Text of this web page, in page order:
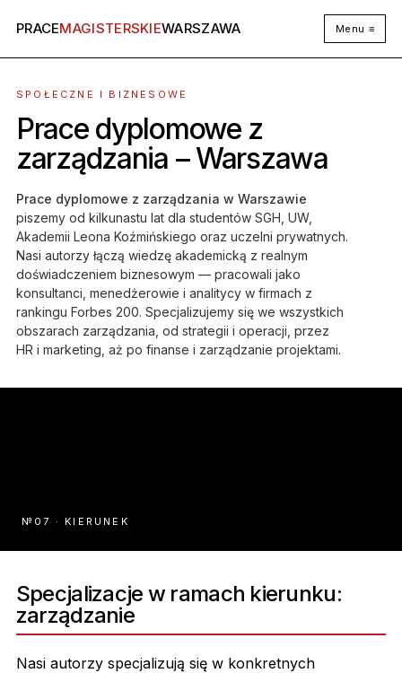
PRACEMAGISTERSKIEWARSZAWA Menu ≡
SPOŁECZNE I BIZNESOWE
Prace dyplomowe z
zarządzania – Warszawa
Prace dyplomowe z zarządzania w Warszawie
piszemy od kilkunastu lat dla studentów SGH, UW,
Akademii Leona Koźmińskiego oraz uczelni prywatnych.
Nasi autorzy łączą wiedzę akademicką z realnym
doświadczeniem biznesowym — pracowali jako
konsultanci, menedżerowie i analitycy w firmach z
rankingu Forbes 200. Specjalizujemy się we wszystkich
obszarach zarządzania, od strategii i operacji, przez
HR i marketing, aż po finanse i zarządzanie projektami.
№07 · KIERUNEK
Specjalizacje w ramach kierunku:
zarządzanie
Nasi autorzy specjalizują się w konkretnych